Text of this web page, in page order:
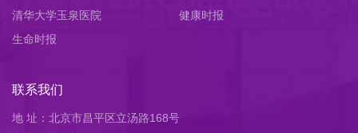
清华大学玉泉医院
健康时报
生命时报
联系我们
地 址：北京市昌平区立汤路168号